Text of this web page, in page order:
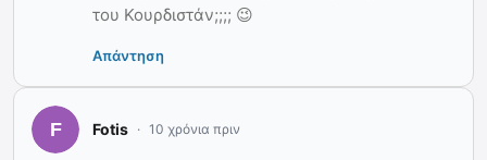
του Κουρδιστάν;;;; 😉
Απάντηση
Fotis 10 χρόνια πριν